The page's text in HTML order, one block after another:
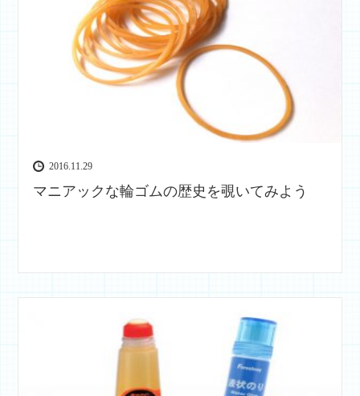
2016.11.29
マニアックな輪ゴムの歴史を覗いてみよう